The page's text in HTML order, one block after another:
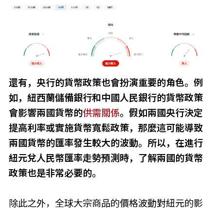
還有，央行的貨幣政策也會扮演重要的角色。例
如，紐西蘭儲備銀行和中國人民銀行的貨幣政策
會影響兩國貨幣的供需關係。假如兩國央行決定
提高利率或實施貨幣寬鬆政策，那麼這可能導致
兩國貨幣的匯率發生較大的波動。所以，在進行
紐元兌人民幣匯率走勢預測時，了解兩國的貨幣
政策也是非常必要的。
除此之外，全球大宗商品的價格波動對紐元的影